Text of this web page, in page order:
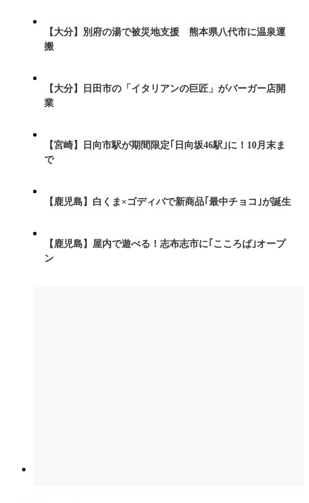
【大分】別府の湯で被災地支援 熊本県八代市に温泉運
搬
【大分】日田市の「イタリアンの巨匠」がバーガー店開
業
【宮崎】日向市駅が期間限定｢日向坂46駅｣に！10月末ま
で
【鹿児島】白くま×ゴディバで新商品｢最中チョコ｣が誕生
【鹿児島】屋内で遊べる！志布志市に｢こころば｣オープ
ン